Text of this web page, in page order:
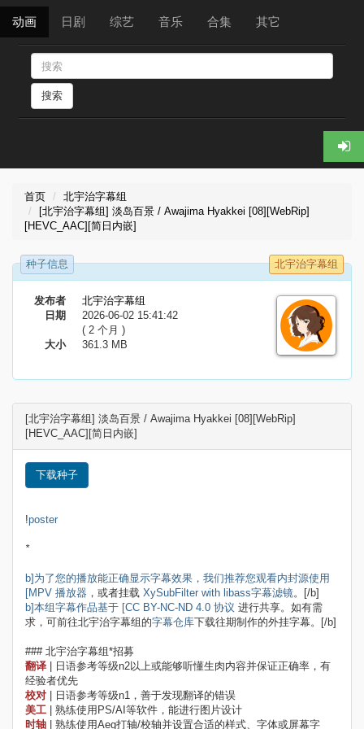
动画 日剧 综艺 音乐 合集 其它
搜索
首页
北宇治字幕组
[北宇治字幕组] 淡岛百景 / Awajima Hyakkei [08][WebRip]
[HEVC_AAC][简日内嵌]
种子信息 北宇治字幕组
发布者
北宇治字幕组
日期
2026-06-02 15:41:42
( 2 个月 )
大小
361.3 MB
[北宇治字幕组] 淡岛百景 / Awajima Hyakkei [08][WebRip]
[HEVC_AAC][简日内嵌]
下载种子
!poster
*
b]为了您的播放能正确显示字幕效果，我们推荐您观看内封源使用
[MPV 播放器 ，或者挂载 XySubFilter with libass字幕滤镜。[/b]
b]本组字幕作品基于 [CC BY-NC-ND 4.0 协议 进行共享。如有需
求，可前往北宇治字幕组的字幕仓库下载往期制作的外挂字幕。[/b]
### 北宇治字幕组*招募
翻译 | 日语参考等级n2以上或能够听懂生肉内容并保证正确率，有
经验者优先
校对 | 日语参考等级n1，善于发现翻译的错误
美工 | 熟练使用PS/AI等软件，能进行图片设计
时轴 | 熟练使用Aeg打轴/校轴并设置合适的样式、字体或屏幕字